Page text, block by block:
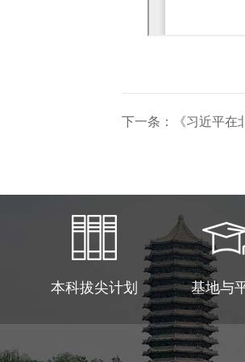
下一条：《习近平在
本科拔尖计划 基地与